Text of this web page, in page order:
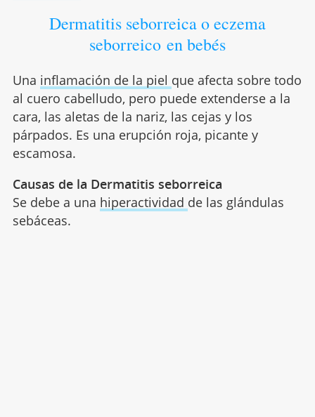
Dermatitis seborreica o eczema
seborreico en bebés
Una inflamación de la piel que afecta sobre todo
al cuero cabelludo, pero puede extenderse a la
cara, las aletas de la nariz, las cejas y los
párpados. Es una erupción roja, picante y
escamosa.
Causas de la Dermatitis seborreica
Se debe a una hiperactividad de las glándulas
sebáceas.